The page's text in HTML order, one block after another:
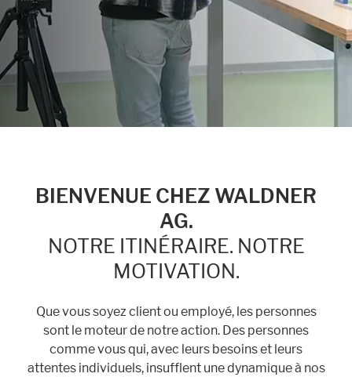
BIENVENUE CHEZ WALDNER
AG.
NOTRE ITINÉRAIRE. NOTRE
MOTIVATION.
Que vous soyez client ou employé, les personnes
sont le moteur de notre action. Des personnes
comme vous qui, avec leurs besoins et leurs
attentes individuels, insufflent une dynamique à nos
Marketing
Statistic cookies anonymize your data and use it. These information will
help us to learn, how the users are using our website.
Consent Information